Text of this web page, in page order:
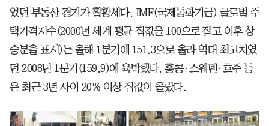
었던 부동산 경기가 활황세다. IMF(국제통화기금) 글로벌 주
택가격지수(2000년 세계 평균 집값을 100으로 잡고 이후 상
승분을 표시)는 올해 1분기에 151.3으로 올라 역대 최고치였
던 2008년 1분기(159.9)에 육박했다. 홍콩·스웨덴·호주 등
은 최근 3년 사이 20% 이상 집값이 올랐다.